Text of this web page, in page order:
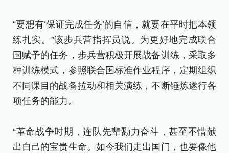
“要想有‘保证完成任务’的自信，就要在平时把本领
练扎实。”该步兵营指挥员说。为更好地完成联合
国赋予的任务，步兵营积极开展战备训练，采取多
种训练模式，参照联合国标准作业程序，定期组织
不同课目的战备拉动和相关演练，不断锤炼遂行各
项任务的能力。
“革命战争时期，连队先辈勠力奋斗，甚至不惜献
出自己的宝贵生命。如今我们走出国门，也要像他